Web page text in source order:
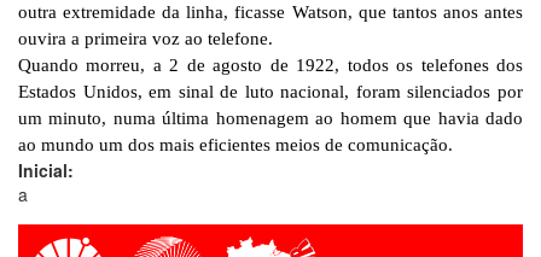
outra extremidade da linha, ficasse Watson, que tantos anos antes
ouvira a primeira voz ao telefone.
Quando morreu, a 2 de agosto de 1922, todos os telefones dos
Estados Unidos, em sinal de luto nacional, foram silenciados por
um minuto, numa última homenagem ao homem que havia dado
ao mundo um dos mais eficientes meios de comunicação.
Inicial:
a